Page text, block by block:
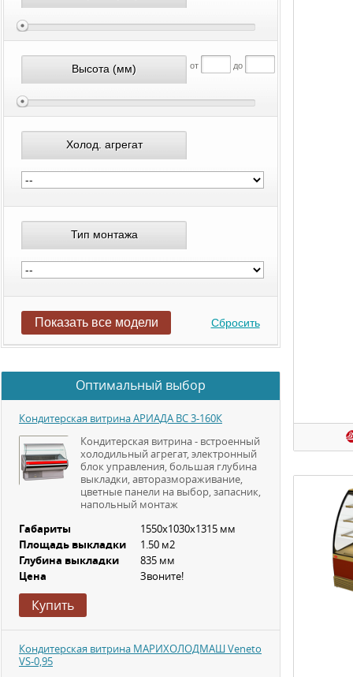
Высота (мм) от до
Холод. агрегат
Тип монтажа
Показать все модели Сбросить
Оптимальный выбор
Кондитерская витрина АРИАДА ВС 3-160К
Кондитерская витрина - встроенный
холодильный агрегат, электронный
блок управления, большая глубина
выкладки, авторазмораживание,
цветные панели на выбор, запасник,
напольный монтаж
Габариты 1550х1030х1315 мм
Площадь выкладки 1.50 м2
Глубина выкладки 835 мм
Цена Звоните!
Купить
Кондитерская витрина МАРИХОЛОДМАШ Veneto
VS-0,95